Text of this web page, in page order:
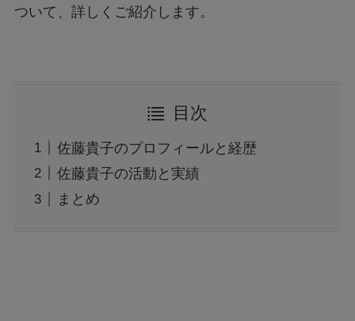
ついて、詳しくご紹介します。
目次
佐藤貴子のプロフィールと経歴
佐藤貴子の活動と実績
まとめ